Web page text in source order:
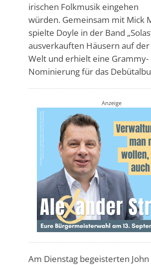
irischen Folkmusik eingehen
würden. Gemeinsam mit Mick
spielte Doyle in der Band
ausverkauften Häusern auf der
Welt und erhielt eine Grammy-
Nominierung für das
Anzeige
Am Dienstag begeisterten John